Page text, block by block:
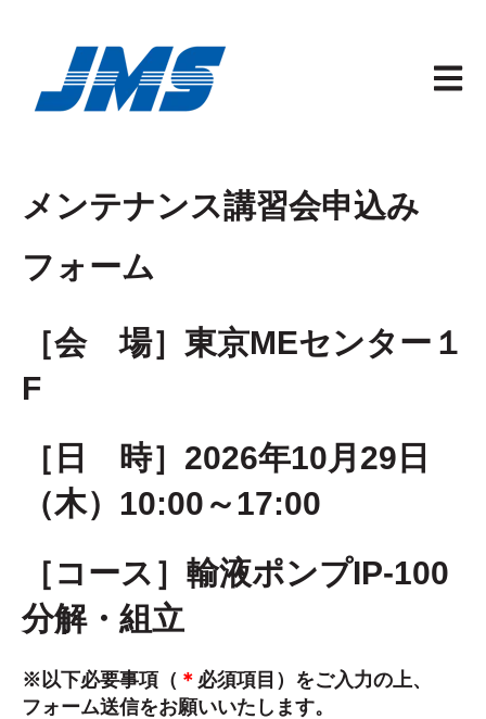
メイ
メンテナンス講習会申込み
フォーム
［会 場］東京MEセンター１
F
［日 時］2026年10月29日
（木）10:00～17:00
［コース］輸液ポンプIP-100
分解・組立
※以下必要事項（ ＊ 必須項目） をご入力の上、
フォーム送信をお願いいたします。